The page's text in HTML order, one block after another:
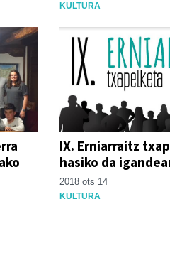
KULTURA
IX. Erniarraitz
hasiko da
2018 ots 14
KULTURA